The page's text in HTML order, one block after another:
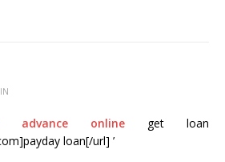
advance onlineget loan
loan[/url] ’